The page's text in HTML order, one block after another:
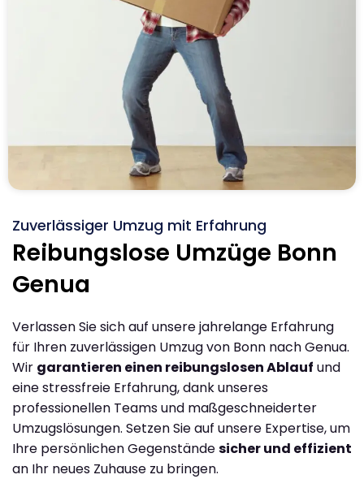
Zuverlässiger Umzug mit Erfahrung
Reibungslose Umzüge Bonn
Genua
Verlassen Sie sich auf unsere jahrelange Erfahrung
für Ihren zuverlässigen Umzug von Bonn nach Genua.
Wir garantieren einen reibungslosen Ablauf und
eine stressfreie Erfahrung, dank unseres
professionellen Teams und maßgeschneiderter
Umzugslösungen. Setzen Sie auf unsere Expertise, um
Ihre persönlichen Gegenständesicher und effizient
an Ihr neues Zuhause zu bringen.